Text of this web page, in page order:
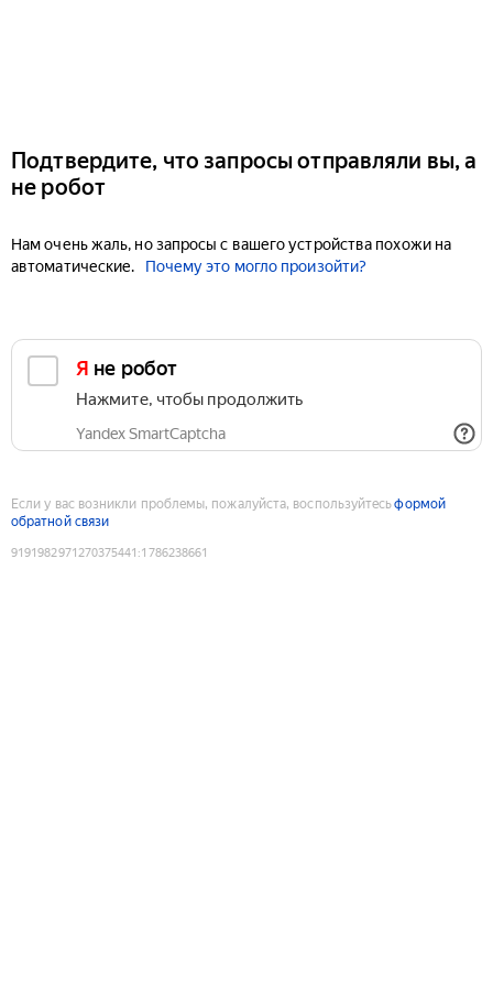
Подтвердите, что запросы отправляли вы, а
не робот
Нам очень жаль, но запросы с вашего устройства похожи на
автоматические.
Почему это могло произойти?
Я не робот
Нажмите, чтобы продолжить
Yandex SmartCaptcha
Если у вас возникли проблемы, пожалуйста, воспользуйтесьформой
обратной связи
9191982971270375441 :1786238661